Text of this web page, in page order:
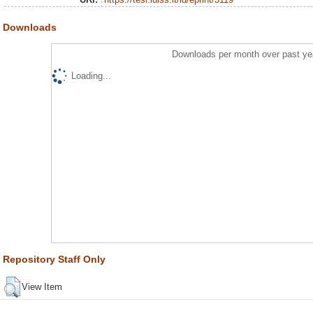
Downloads
Downloads per month over past
Loading...
Repository Staff Only
View Item